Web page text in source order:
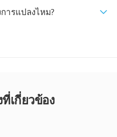
ารแปลงไหม?
เกี่ยวข้อง